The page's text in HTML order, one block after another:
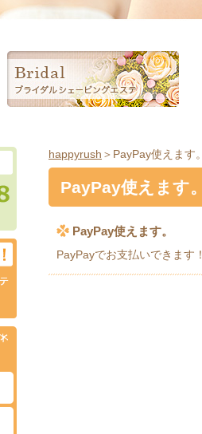
happyrush ＞PayPay使えます。
PayPay使えます。
PayPay使えます。
PayPayでお支払いできます！